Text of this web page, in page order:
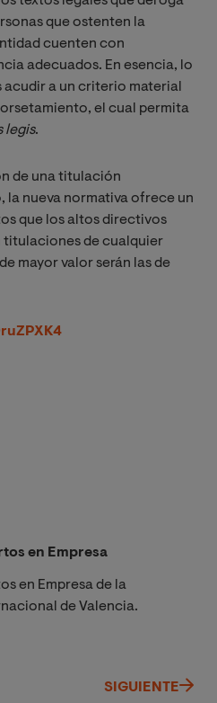
que ostenten la
cuenten con
adecuados. En esencia, lo
acudir a un criterio material
el cual permita
legis.
de una titulación
nueva normativa ofrece un
que los altos directivos
de cualquier
mayor valor serán las de
en Empresa
en Empresa de la
de Valencia.
SIGUIENTE